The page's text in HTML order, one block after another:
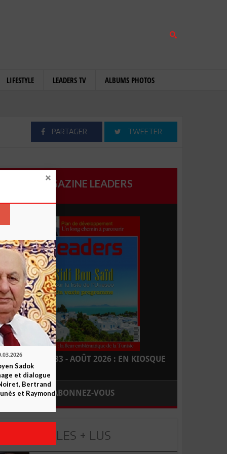
LIFESTYLE LEADERS TV ALBUMS PHOTOS
PARTAGER TWEETER
MAGAZINE LEADERS
LEADERS N° 183 - AOÛT 2026 : EN KIOSQUE
ABONNEZ-VOUS
LES + LUS
Sadok
et dialogue
Bertrand
et Raymond